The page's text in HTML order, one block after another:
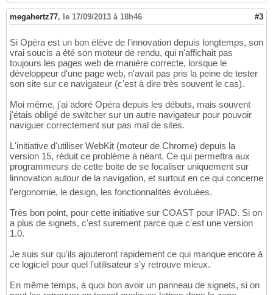
megahertz77, le 17/09/2013 à 18h46 #3
Si Opéra est un bon élève de l'innovation depuis longtemps, son
vrai soucis a été son moteur de rendu, qui n'affichait pas
toujours les pages web de manière correcte, lorsque le
développeur d'une page web, n'avait pas pris la peine de tester
son site sur ce navigateur (c'est à dire très souvent le cas).
Moi même, j'ai adoré Opéra depuis les débuts, mais souvent
j'étais obligé de switcher sur un autre navigateur pour pouvoir
naviguer correctement sur pas mal de sites.
L'initiative d'utiliser WebKit (moteur de Chrome) depuis la
version 15, réduit ce problème à néant. Ce qui permettra aux
programmeurs de cette boite de se focaliser uniquement sur
linnovation autour de la navigation, et surtout en ce qui concerne
l'ergonomie, le design, les fonctionnalités évoluées.
Très bon point, pour cette initiative sur COAST pour IPAD. Si on
a plus de signets, c'est surement parce que c'est une version
1.0.
Je suis sur qu'ils ajouteront rapidement ce qui manque encore à
ce logiciel pour quel l'utilisateur s'y retrouve mieux.
En même temps, à quoi bon avoir un panneau de signets, si on